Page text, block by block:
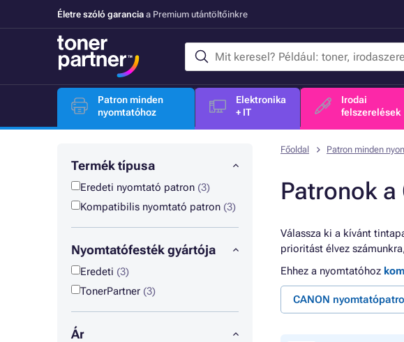
Életre szóló garancia a Premium utántöltőinkre
Patron minden
nyomtatóhoz
Elektronika
+ IT
Irodai
felszerelések
Termék típusa
Eredeti nyomtató patron (3)
Kompatibilis nyomtató patron (3)
Nyomtatófesték gyártója
Eredeti (3)
TonerPartner (3)
Ár
Főoldal Patron minden
Patronok a
Válassza ki a kívánt
prioritást élvez
Ehhez a nyomtatóhoz
CANON